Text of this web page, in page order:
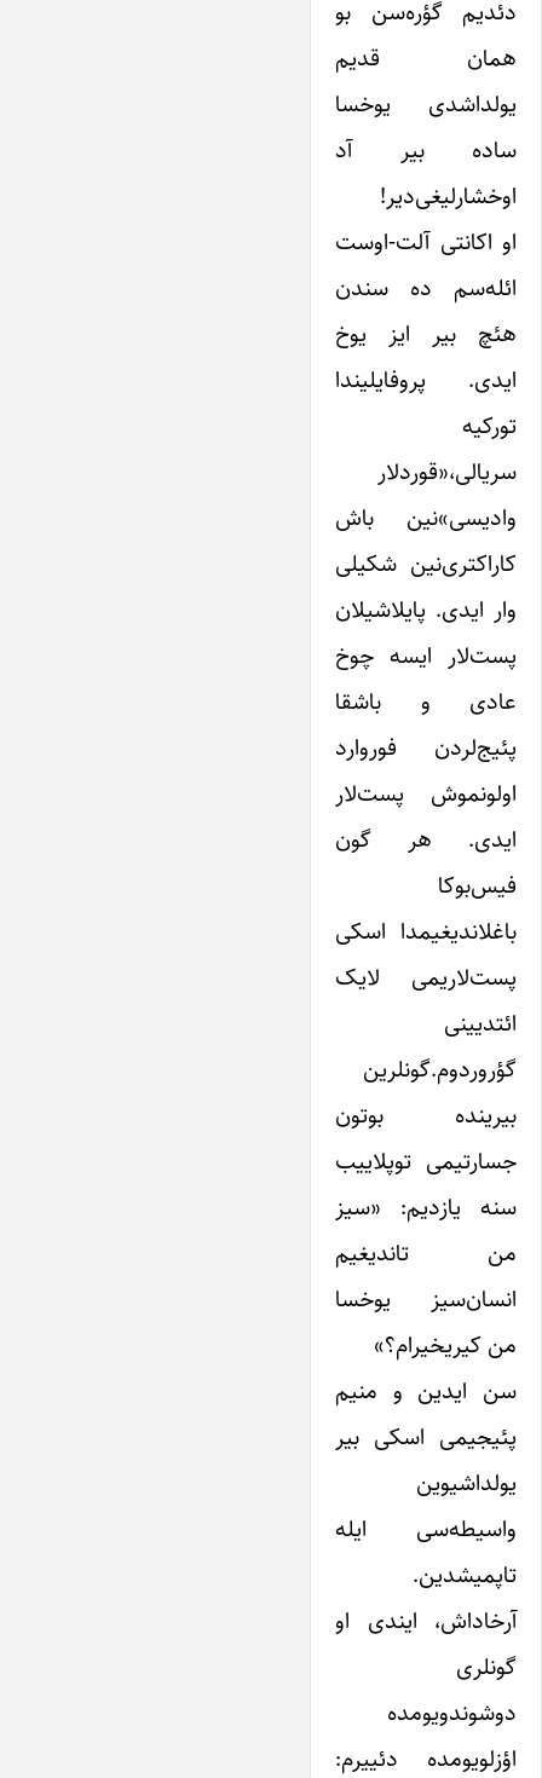
دئدیم گؤره‌سن بو
همان قدیم
یولداشدی یوخسا
ساده بیر آد
اوخشارلیغی‌دیر!
او اکانتی آلت-اوست
ائله‌سم ده سندن
هئچ بیر ایز یوخ
ایدی. پروفایلیندا
تورکیه
سریالی،«قوردلار
وادیسی»‌نین باش
کاراکتری‌نین شکیلی
وار ایدی. پایلاشیلان
پست‌لار ایسه چوخ
عادی و باشقا
پئیج‌لردن فوروارد
اولونموش پست‌لار
ایدی. هر گون
فیس‌بوکا
باغلاندیغیمدا اسکی
پست‌لاریمی لایک
ائتدیینی
گؤروردوم.گونلرین
بیرینده بوتون
جسارتیمی توپلاییب
سنه یازدیم: «سیز
من تاندیغیم
انسان‌سیز یوخسا
من کیریخیرام؟»
سن ایدین و منیم
پئیجیمی اسکی بیر
یولداشیوین
واسیطه‌سی ایله
تاپمیشدین.
آرخاداش، ایندی او
گونلری
دوشوندویومده
اؤزلویومده دئییرم: